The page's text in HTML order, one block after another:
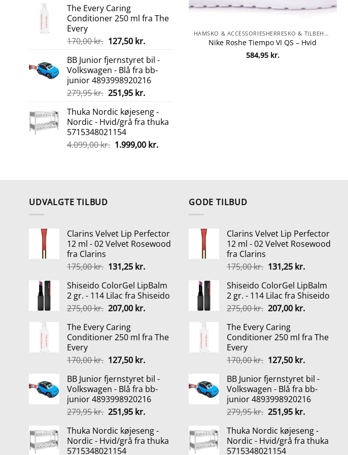
pris
var:
er:
The Every Caring
Conditioner 250 ml fra The
Every
170,00kr. Den
pris
var:
170,00 kr..
127,50 kr.Den
pris
er:
127,50 kr..
BB Junior fjernstyret bil -
Volkswagen - Blå fra bb-
junior 4893998920216
279,95kr. Den
pris
var:
279,95 kr..
251,95 kr.Den
pris
er:
Thuka Nordic køjeseng -
Nordic - Hvid/grå fra thuka
5715348021154
4.099,00kr. Den
1.999,00 kr.Den
HAMSKO & ACCESSORIESHERRESKO & TILBEHØR
Nike Roshe Tiempo VI QS – Hvid
584,95 kr.
UDVALGTE TILBUD
Clarins Velvet Lip Perfector
12 ml - 02 Velvet Rosewood
fra Clarins
175,00kr. Den
pris
var:
175,00 kr..
131,25 kr.Den
pris
er:
131,25 kr..
Shiseido ColorGel LipBalm
2 gr. - 114 Lilac fra Shiseido
275,00kr. Den
pris
var:
207,00 kr.Den
er:
The Every Caring
Conditioner 250 ml fra The
Every
170,00kr. Den
pris
var:
170,00 kr..
127,50 kr.Den
pris
er:
127,50 kr..
BB Junior fjernstyret bil -
Volkswagen - Blå fra bb-
junior 4893998920216
279,95kr. Den
pris
var:
251,95 kr.Den
pris
er:
Thuka Nordic køjeseng -
Nordic - Hvid/grå fra thuka
5715348021154
GODE TILBUD
Clarins Velvet Lip Perfector
12 ml - 02 Velvet Rosewood
fra Clarins
175,00kr. Den
pris
var:
175,00 kr..
131,25 kr.Den
pris
er:
131,25 kr..
Shiseido ColorGel LipBalm
2 gr. - 114 Lilac fra Shiseido
275,00kr. Den
pris
var:
207,00 kr.Den
er:
The Every Caring
Conditioner 250 ml fra The
Every
170,00kr. Den
pris
var:
170,00 kr..
127,50 kr.Den
pris
er:
127,50 kr..
BB Junior fjernstyret bil -
Volkswagen - Blå fra bb-
junior 4893998920216
279,95kr. Den
pris
var:
251,95 kr.Den
pris
er:
Thuka Nordic køjeseng -
Nordic - Hvid/grå fra thuka
5715348021154